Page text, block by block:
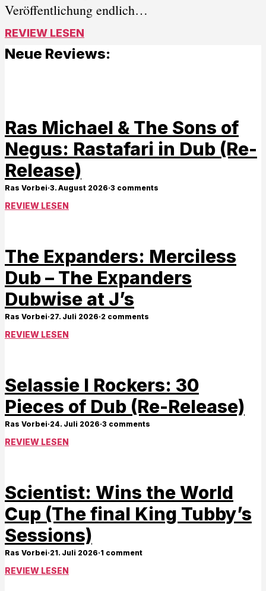
Veröffentlichung endlich…
REVIEW LESEN
Neue Reviews:
Ras Michael & The Sons of
Negus: Rastafari in Dub (Re-
Release)
Ras Vorbei·3. August 2026·3 comments
REVIEW LESEN
The Expanders: Merciless
Dub – The Expanders
Dubwise at J’s
Ras Vorbei·27. Juli 2026·2 comments
REVIEW LESEN
Selassie I Rockers: 30
Pieces of Dub (Re-Release)
Ras Vorbei·24. Juli 2026·3 comments
REVIEW LESEN
Scientist: Wins the World
Cup (The final King Tubby’s
Sessions)
Ras Vorbei·21. Juli 2026·1 comment
REVIEW LESEN